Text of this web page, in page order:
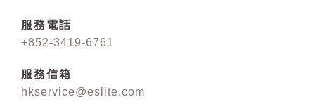
服務電話
+852-3419-6761
服務信箱
hkservice@eslite.com